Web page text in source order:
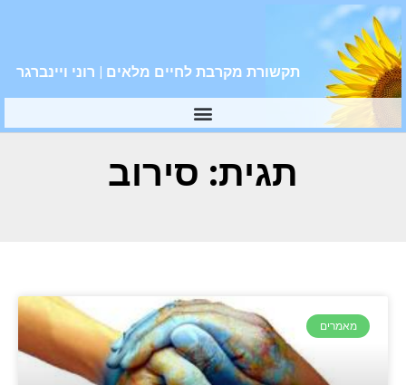
תקשורת מקרבת לחיים מלאים | רוני ויינברגר
תגית: סירוב
מאמרים